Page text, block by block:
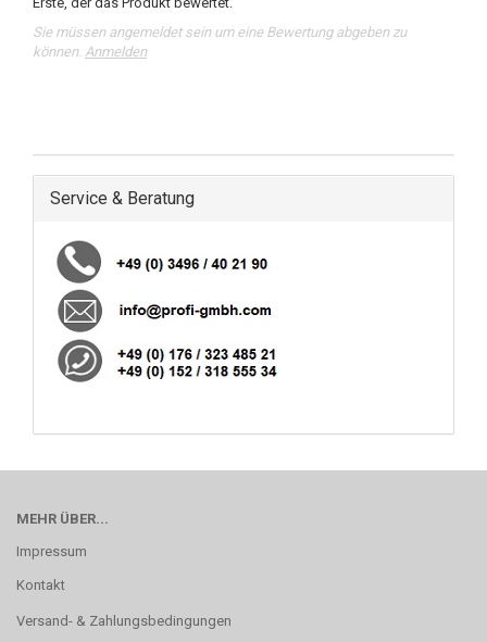
Sie müssen angemeldet sein um eine Bewertung abgeben zu
können. Anmelden
Service & Beratung
MEHR ÜBER...
Impressum
Kontakt
Versand- & Zahlungsbedingungen